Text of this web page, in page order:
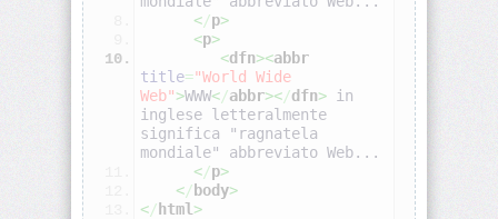
<address>
<applet>
<area>
<b>
</p>
<p>
<dfn><abbr
title="World Wide
Web">WWW</abbr></dfn> in
inglese letteralmente
significa "ragnatela
mondiale" abbreviato Web...
</p>
</ body>
</ html >